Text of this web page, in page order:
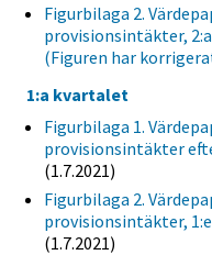
Figurbilaga 2.
provisionsintäkter,
(Figuren har
1:a kvartalet
Figurbilaga 1.
provisionsintäkter
(1.7.2021)
Figurbilaga 2.
provisionsintäkter,
(1.7.2021)